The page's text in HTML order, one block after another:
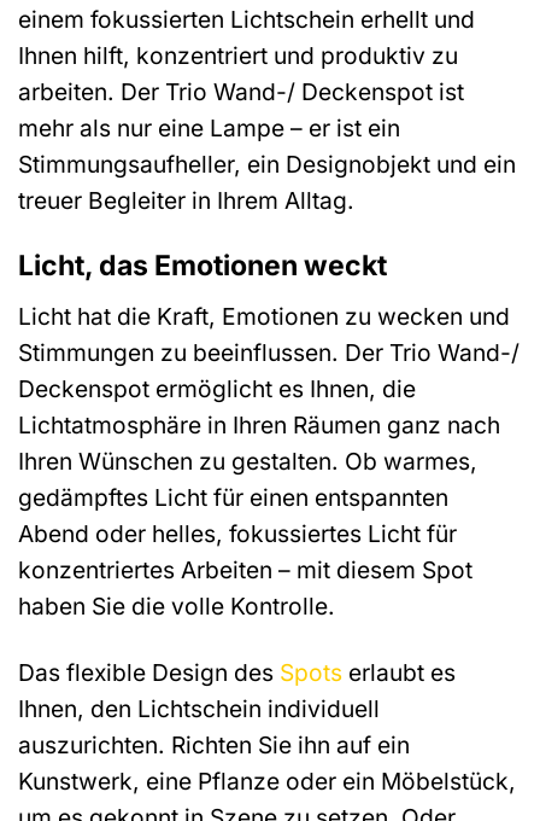
einem fokussierten Lichtschein erhellt und
Ihnen hilft, konzentriert und produktiv zu
arbeiten. Der Trio Wand-/ Deckenspot ist
mehr als nur eine Lampe – er ist ein
Stimmungsaufheller, ein Designobjekt und ein
treuer Begleiter in Ihrem Alltag.
Licht, das Emotionen weckt
Licht hat die Kraft, Emotionen zu wecken und
Stimmungen zu beeinflussen. Der Trio Wand-/
Deckenspot ermöglicht es Ihnen, die
Lichtatmosphäre in Ihren Räumen ganz nach
Ihren Wünschen zu gestalten. Ob warmes,
gedämpftes Licht für einen entspannten
Abend oder helles, fokussiertes Licht für
konzentriertes Arbeiten – mit diesem Spot
haben Sie die volle Kontrolle.
Das flexible Design des Spots erlaubt es
Ihnen, den Lichtschein individuell
auszurichten. Richten Sie ihn auf ein
Kunstwerk, eine Pflanze oder ein Möbelstück,